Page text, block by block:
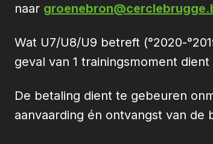
naar
Wat U7/U8/U9 betreft (°2020-
geval van 1 trainingsmoment
De betaling dient te gebeuren
aanvaarding én ontvangst van de